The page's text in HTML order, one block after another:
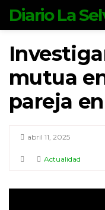
Diario La
mutua
pareja
abril 11, 2025
Actualidad